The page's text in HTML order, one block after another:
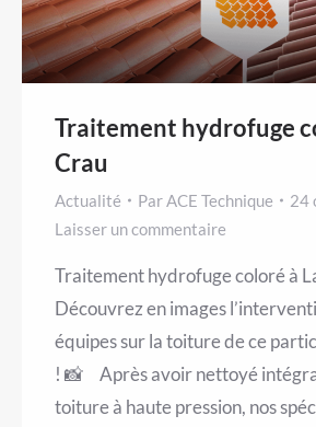
Traitement hydrofuge
Crau
Actualité ParACE Technique
24
Laisser un commentaire
Traitement hydrofuge coloré à
Découvrez en images
équipes sur la toiture de ce
! 📸 Après avoir nettoyé
toiture à haute pression, nos